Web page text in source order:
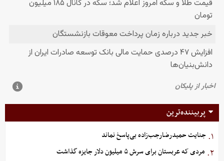
پربیننده‌ترین
۱. جنایت حمیدرضارجب‌زاده بی‌پاسخ نماند
۲. مردی که عربستان برای سرش ۵ میلیون دلار جایزه گذاشت